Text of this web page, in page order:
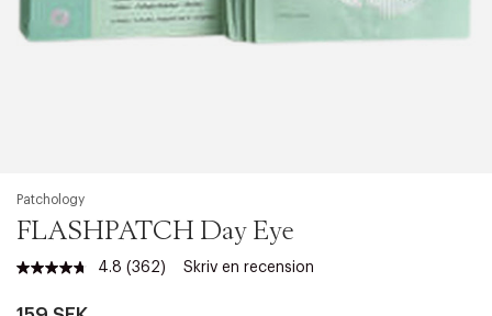
Patchology
FLASHPATCH Day Eye
4.8 Läs
(362) Skriv en recension